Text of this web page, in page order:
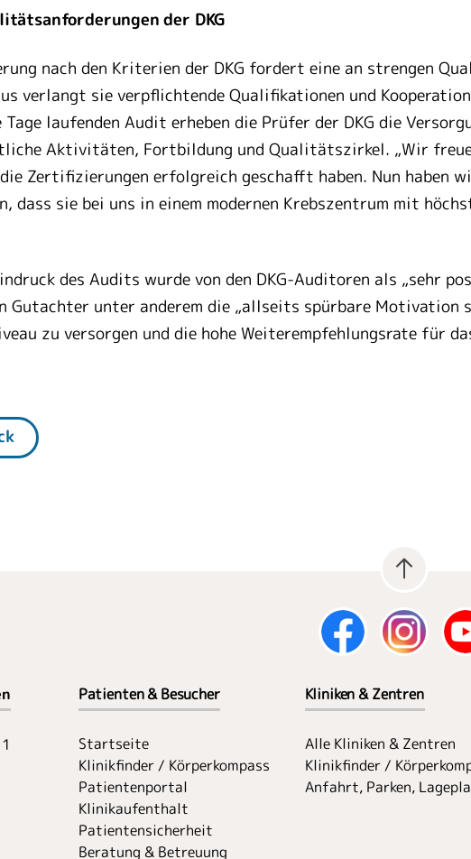
der DKG
nach den Kriterien der DKG fordert eine an strengen
verlangt sie verpflichtende Qualifikationen und
Tage laufenden Audit erheben die Prüfer der DKG die
Aktivitäten, Fortbildung und Qualitätszirkel. „Wir
Zertifizierungen erfolgreich geschafft haben. Nun haben
dass sie bei uns in einem modernen Krebszentrum mit
des Audits wurde von den DKG-Auditoren als „sehr
Gutachter unter anderem die „allseits spürbare
zu versorgen und die hohe Weiterempfehlungsrate für
Patienten & Besucher
Startseite
Klinikfinder / Körperkompass
Patientenportal
Klinikaufenthalt
Patientensicherheit
Beratung & Betreuung
Kliniken & Zentren
Alle Kliniken & Zentren
Klinikfinder /
Anfahrt, Parken,